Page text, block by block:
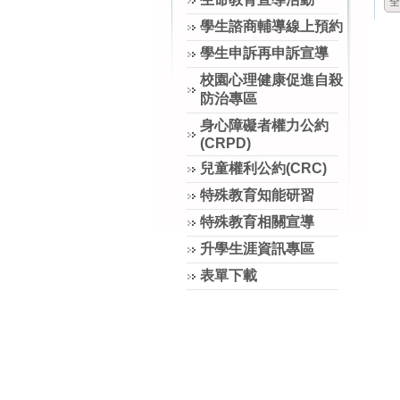
學生諮商輔導線上預約
學生申訴再申訴宣導
校園心理健康促進自殺
防治專區
身心障礙者權力公約
(CRPD)
兒童權利公約(CRC)
特殊教育知能研習
特殊教育相關宣導
升學生涯資訊專區
表單下載